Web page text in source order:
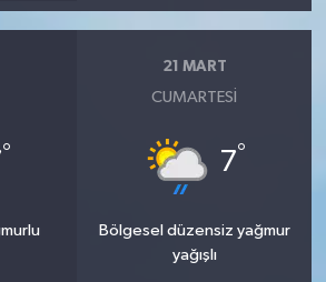
°
21 MART
CUMARTESI
7°
Bölgesel düzensiz yağmur
yağışlı